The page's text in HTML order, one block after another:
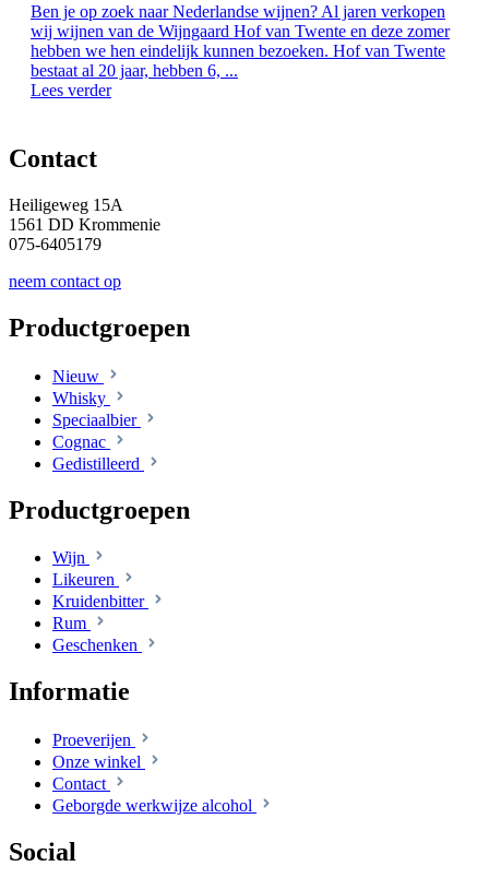
Ben je op zoek naar Nederlandse wijnen? Al jaren verkopen
wij wijnen van de Wijngaard Hof van Twente en deze zomer
hebben we hen eindelijk kunnen bezoeken. Hof van Twente
bestaat al 20 jaar, hebben 6, ...
Lees verder
Contact
Heiligeweg 15A
1561 DD Krommenie
075-6405179
neem contact op
Productgroepen
Nieuw
Whisky
Speciaalbier
Cognac
Gedistilleerd
Productgroepen
Wijn
Likeuren
Kruidenbitter
Rum
Geschenken
Informatie
Proeverijen
Onze winkel
Contact
Geborgde werkwijze alcohol
Social